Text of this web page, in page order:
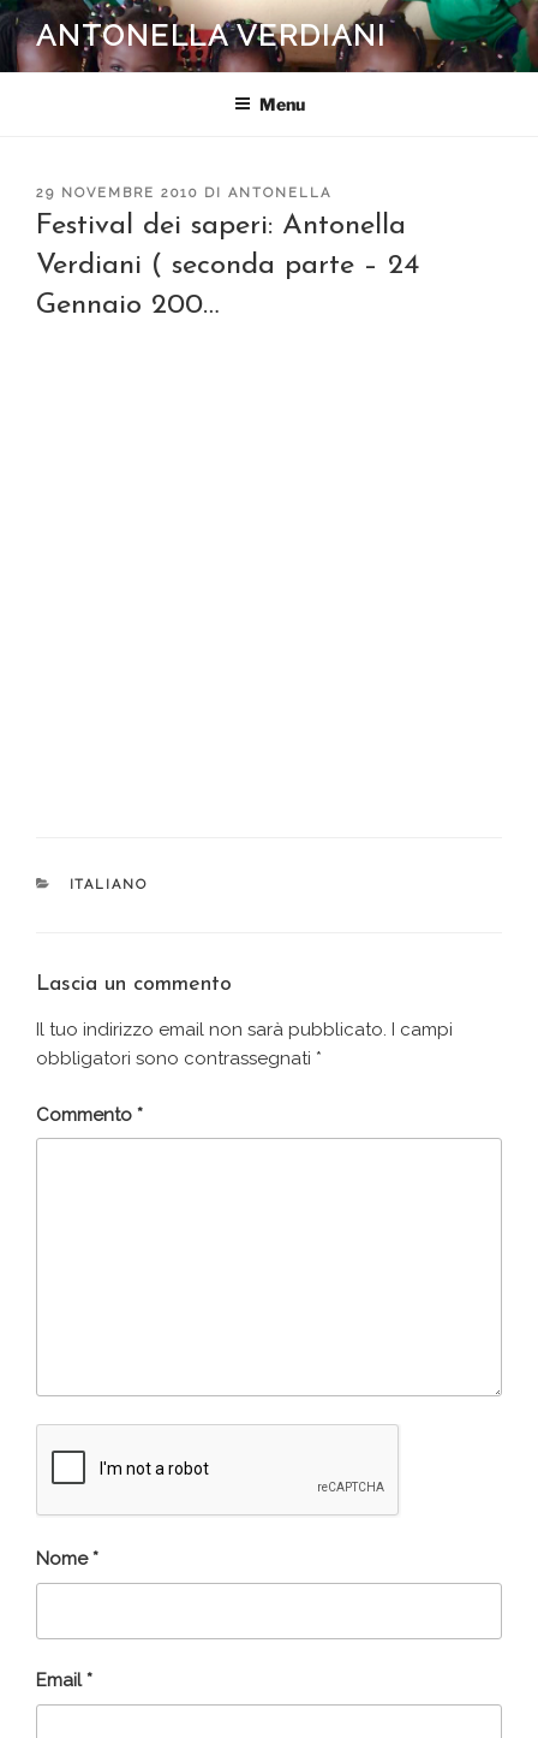
Salta
contenuto
ANTONELLA VERDIANI
Menu
PUBBLICATO
IL
29 NOVEMBRE 2010 DI ANTONELLA
Festival dei saperi: Antonella
Verdiani ( seconda parte – 24
Gennaio 200…
CATEGORIE
ITALIANO
Lascia un commento
Il tuo indirizzo email non sarà pubblicato. I campi
obbligatori sono contrassegnati *
Commento *
Nome*
Email*